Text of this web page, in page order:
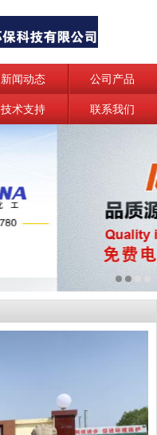
新闻动态 公司产品
技术支持 联系我们